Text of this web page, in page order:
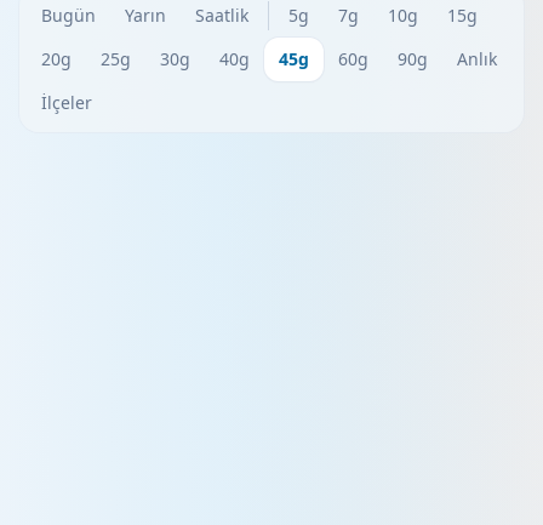
Bugün Yarın Saatlik 5g 7g 10g
15g
20g
25g 30g 40g 45g 60g 90g
Anlık
İlçeler